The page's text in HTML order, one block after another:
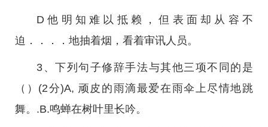
D他明知难以抵赖，但表面却从容不
迫．．．．地抽着烟，看着审讯人员。
3、下列句子修辞手法与其他三项不同的是
（）(2分)A, 顽皮的雨滴最爱在雨伞上尽情地跳
舞。.B.鸣蝉在树叶里长吟。